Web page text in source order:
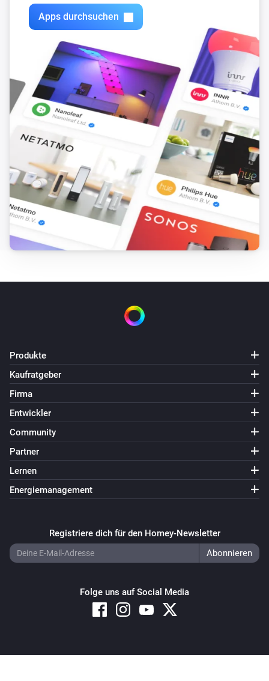
Apps durchsuchen
Produkte
Kaufratgeber
Firma
Entwickler
Community
Partner
Lernen
Energiemanagement
Registriere dich für den Homey-Newsletter
Folge uns auf Social Media